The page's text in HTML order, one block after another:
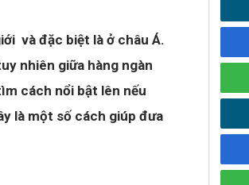
và đặc biệt là ở châu Á.
nhiên giữa hàng ngàn
cách nổi bật lên nếu
là một số cách giúp đưa